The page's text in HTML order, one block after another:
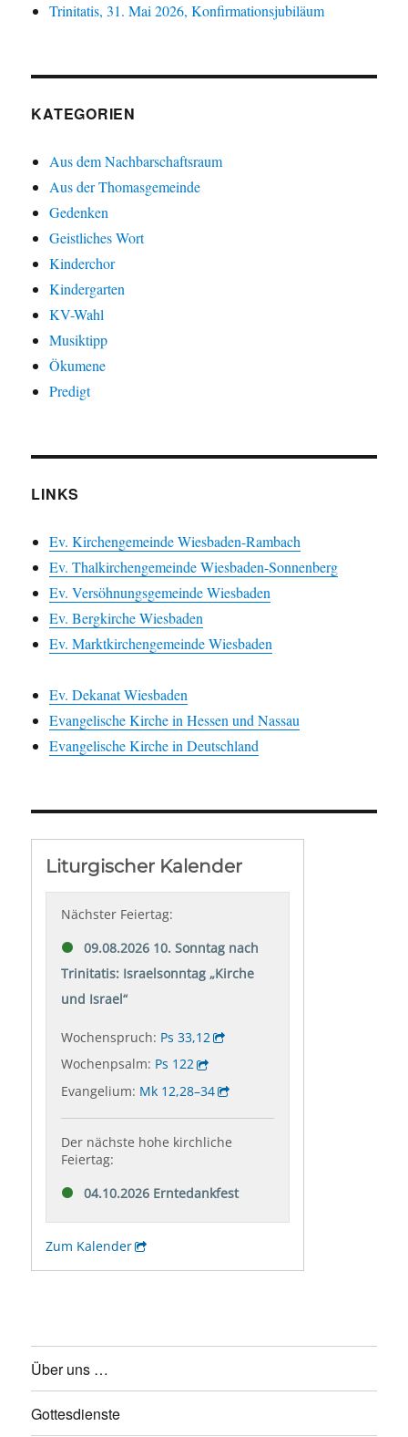
Trinitatis, 31. Mai 2026, Konfirmationsjubiläum
KATEGORIEN
Aus dem Nachbarschaftsraum
Aus der Thomasgemeinde
Gedenken
Geistliches Wort
Kinderchor
Kindergarten
KV-Wahl
Musiktipp
Ökumene
Predigt
LINKS
Ev. Kirchengemeinde Wiesbaden-Rambach
Ev. Thalkirchengemeinde Wiesbaden-Sonnenberg
Ev. Versöhnungsgemeinde Wiesbaden
Ev. Bergkirche Wiesbaden
Ev. Marktkirchengemeinde Wiesbaden
Ev. Dekanat Wiesbaden
Evangelische Kirche in Hessen und Nassau
Evangelische Kirche in Deutschland
Über uns …
Gottesdienste